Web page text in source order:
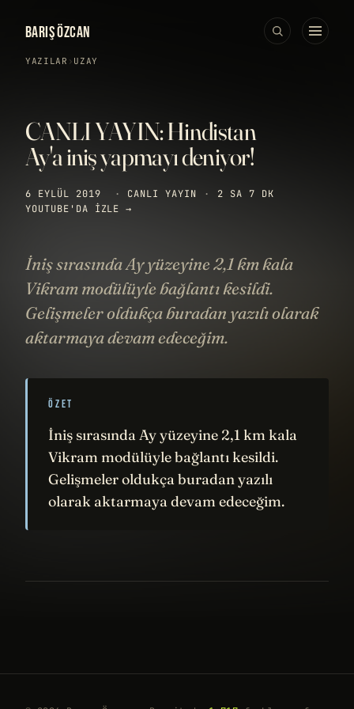
BARIŞ ÖZCAN
YAZILAR › UZAY
CANLI YAYIN: Hindistan
Ay'a iniş yapmayı deniyor!
6 EYLÜL 2019 · CANLI YAYIN ·
2 SA 7 DK
YOUTUBE'DA IZLE →
İniş sırasında Ay yüzeyine 2,1 km kala
Vikram modülüyle bağlantı kesildi.
Gelişmeler oldukça buradan yazılı olarak
aktarmaya devam edeceğim.
ÖZET
İniş sırasında Ay yüzeyine 2,1 km kala
Vikram modülüyle bağlantı kesildi.
Gelişmeler oldukça buradan yazılı
olarak aktarmaya devam edeceğim.